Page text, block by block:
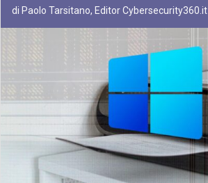
di Paolo Tarsitano, Editor Cybersecurity360.it